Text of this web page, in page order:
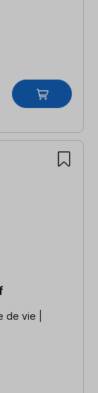
de vie |